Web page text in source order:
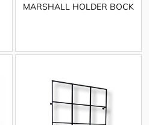
MARSHALL HOLDER BOCK